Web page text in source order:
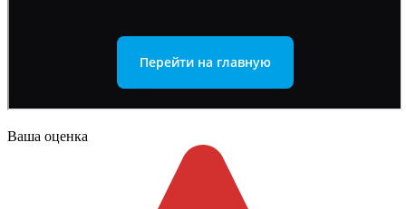
Ваша оценка